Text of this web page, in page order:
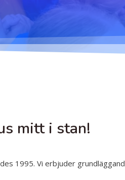
mitt i stan!
1995. Vi erbjuder